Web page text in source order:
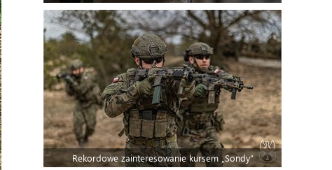
Rekordowe zainteresowanie kursem „Sondy”